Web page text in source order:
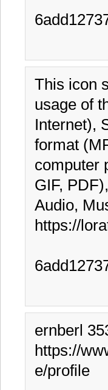
This icon
usage of
Internet),
format
computer
GIF,
Audio,
https://
ernberl
https://
e/profile